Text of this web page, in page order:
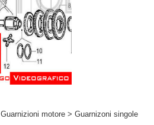
Guarnizioni motore > Guarnizoni singole